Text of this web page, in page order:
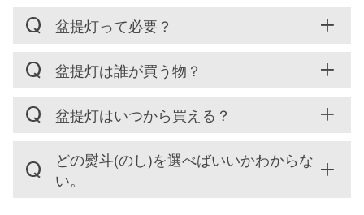
盆提灯って必要？
盆提灯は誰が買う物？
盆提灯はいつから買える？
どの熨斗(のし)を選べばいいかわからな
い。